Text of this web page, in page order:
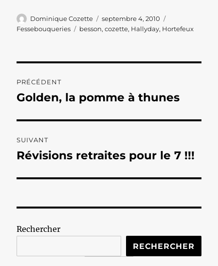
Auteur
Dominique Cozette
Publié
le
septembre 4, 2010
Fessebouqueries
Étiquettes
besson,cozette, Hallyday, Hortefeux
de
PRÉCÉDENT
Publication
Golden, la pomme à thunes
SUIVANT
Publication
Révisions retraites pour le 7 !!!
Rechercher
RECHERCHER